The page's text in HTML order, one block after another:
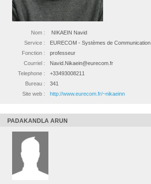
Nom :
NIKAEIN Navid
Service :
EURECOM - Systèmes de Communication
Fonction :
professeur
Courriel :
Navid.Nikaein@eurecom.fr
Telephone :
+33493008211
Bureau :
341
Site web :
http://www.eurecom.fr/~nikaeinn
PADAKANDLA ARUN